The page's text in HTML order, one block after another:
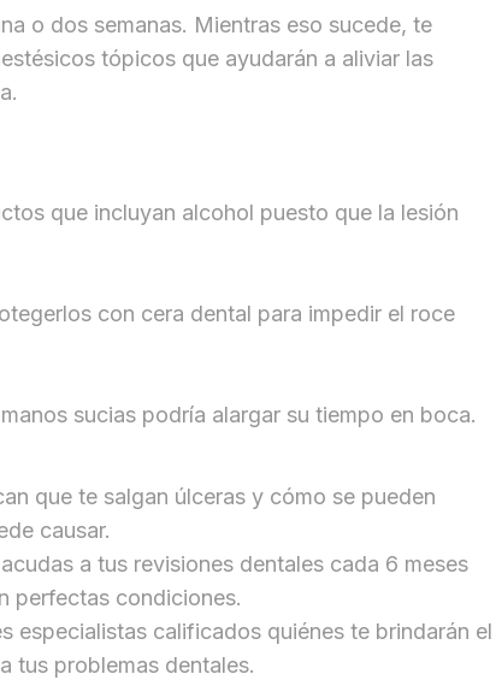
o dos semanas. Mientras eso sucede, te
tópicos que ayudarán a aliviar las
que incluyan alcohol puesto que la lesión
con cera dental para impedir el roce
sucias podría alargar su tiempo en boca.
que te salgan úlceras y cómo se pueden
causar.
a tus revisiones dentales cada 6 meses
perfectas condiciones.
especialistas calificados quiénes te brindarán el
tus problemas dentales.